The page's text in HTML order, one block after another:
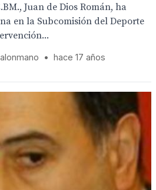
Juan de Dios Román, ha
en la Subcomisión del Deporte
• hace 17 años